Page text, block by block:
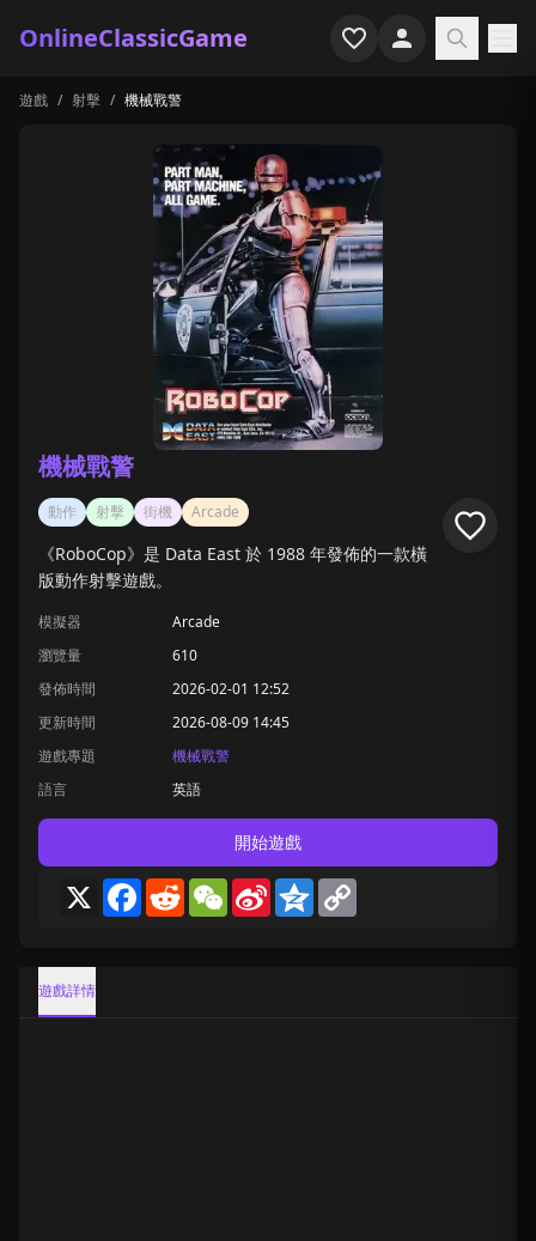
OnlineClassicGame
首頁
遊戲專題
最近玩過
遊戲 / 射擊 / 機械戰警
機械戰警
動作 射擊 街機 Arcade
《RoboCop》是 Data East 於 1988 年發佈的一款橫
版動作射擊遊戲。
模擬器
Arcade
瀏覽量
610
發佈時間
2026-02-01 12:52
更新時間
2026-08-09 14:45
遊戲專題
機械戰警
語言
英語
開始遊戲
X Facebook
RedditWeChat
Sina
Weibo
Qzone
遊戲詳情